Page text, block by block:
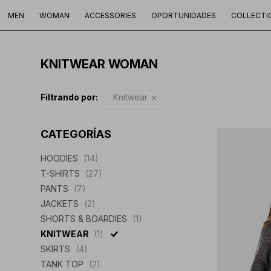
MEN WOMAN ACCESSORIES OPORTUNIDADES
KNITWEAR WOMAN
Filtrando por: Knitwear
CATEGORÍAS
HOODIES
(14)
T-SHIRTS
(27)
PANTS
(7)
JACKETS
(2)
SHORTS & BOARDIES
(1)
KNITWEAR
(1)
SKIRTS
(4)
TANK TOP
(2)